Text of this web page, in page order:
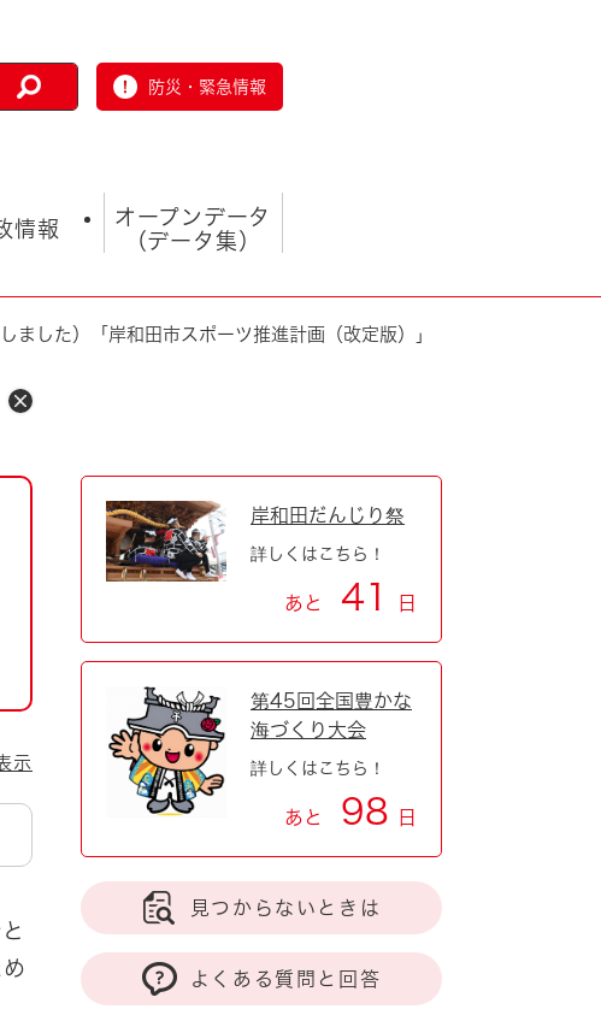
防災・緊急情報
協働
情報
オープンデータ
（データ集）
しました）「岸和田市スポーツ推進計画（改定版）」
示
岸和田だんじり祭
詳しくはこちら！
あと 41 日
第45回全国豊かな
海づくり大会
詳しくはこちら！
あと 98 日
見つからないときは
よくある質問と回答